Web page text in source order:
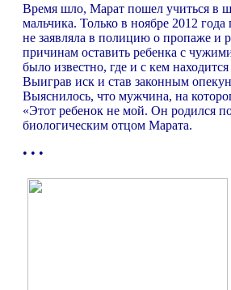
Время шло, Марат пошел учиться в
мальчика. Только в ноябре 2012
не заявляла в полицию о пропаже и
причинам оставить ребенка с
было известно, где и с кем
Выиграв иск и став законным
Выяснилось, что мужчина, на
«Этот ребенок не мой. Он родился
биологическим отцом Марата.
• • •